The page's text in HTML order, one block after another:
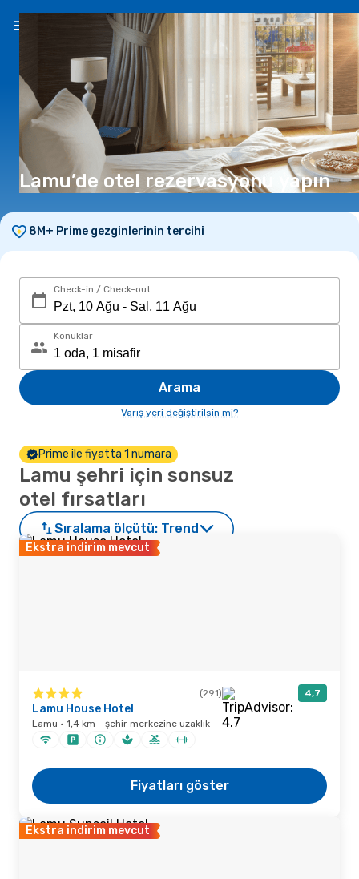
TR(₺)
Lamu’de otel rezervasyonu yapın
8M+ Prime gezginlerinin tercihi
Check-in / Check-out
Konuklar
Arama
Varış yeri değiştirilsin mi?
Prime ile fiyatta 1 numara
Lamu şehri için sonsuz
otel fırsatları
Sıralama ölçütü: Trend
Ekstra indirim mevcut
(291) 4,7
Lamu House Hotel
Lamu · 1,4 km - şehir merkezine uzaklık
Fiyatları göster
Ekstra indirim mevcut